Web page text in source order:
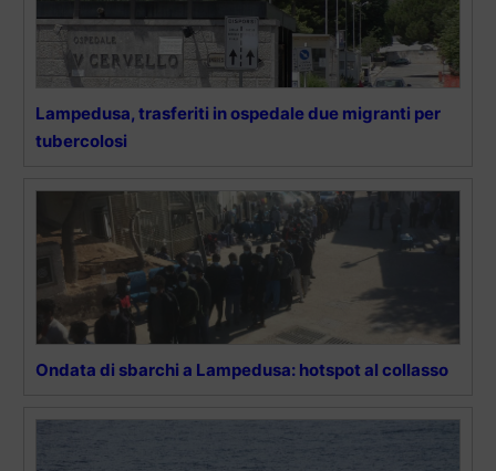
Lampedusa, trasferiti in ospedale due migranti per
tubercolosi
Ondata di sbarchi a Lampedusa: hotspot al collasso